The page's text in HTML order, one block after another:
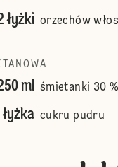
łyżki orzechów
ml śmietanki 30
łyżka cukru pudru